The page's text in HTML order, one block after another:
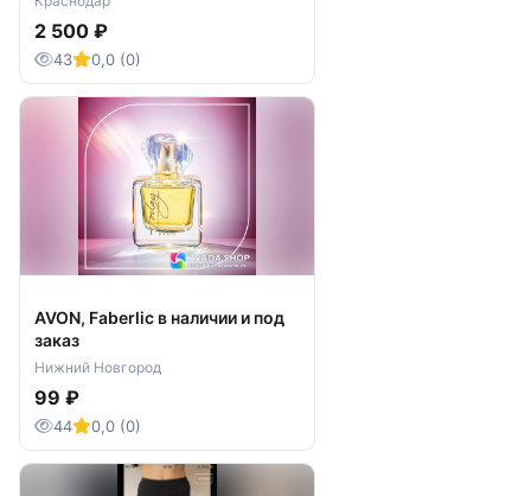
2 500 ₽
43 0,0 (0)
AVON, Faberlic в наличии и под
заказ
Нижний Новгород
99 ₽
44 0,0 (0)